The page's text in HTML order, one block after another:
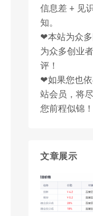
信息差 + 见
知。
❤本站为众
为众多创业
评！
❤如果您也
站会员，将
您前程似锦！
文章展示